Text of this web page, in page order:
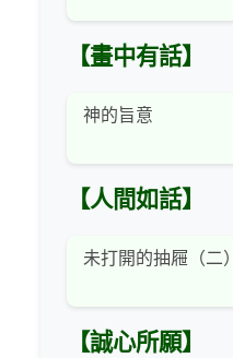
【畫中有話】
神的旨意
【人間如話】
未打開的抽屜（二）
【誠心所願】